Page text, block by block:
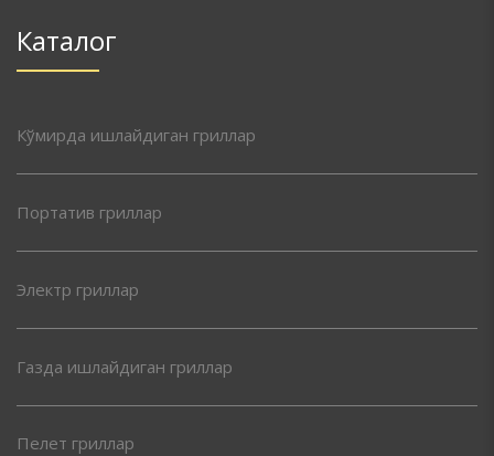
Каталог
Кўмирда ишлайдиган гриллар
Портатив гриллар
Электр гриллар
Газда ишлайдиган гриллар
Пелет гриллар